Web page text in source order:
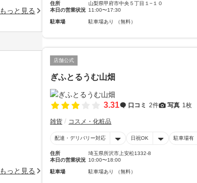
住所
山梨県甲府市中央５丁目１−１０
本日の営業状況 11:00〜17:30
駐車場 駐車場あり （無料）
店舗公式
ぎふとるうむ山畑
3.31 口コミ 2件 写真 1枚
雑貨 コスメ・化粧品
配達・デリバリー対応 日祝OK 駐車場有
住所
埼玉県所沢市上安松1332-8
本日の営業状況 10:00〜18:00
駐車場 駐車場あり （無料）
もっと見る
もっと見る